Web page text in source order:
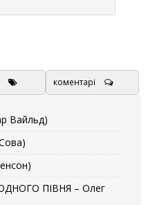
коментарі
Вайльд)
ПІВНЯ – Олег